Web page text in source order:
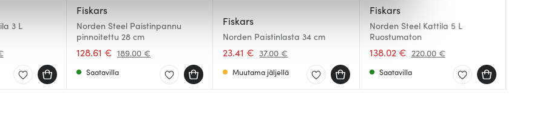
Lisäksi jaamme sosiaalisen median, mainosalan ja analytiikka-alan
miten käytät sivustoamme. Kumppanimme voivat yhdistää näitä tietoja muihin tietoihin, joita
3 L
Fiskars
Norden Steel Paistinpannu
pinnoitettu 28 cm
128.61 € 189.00 €
Saatavilla
Fiskars
Norden Paistinlasta 34 cm
23.41 € 37.00 €
Muutama jäljellä
Fiskars
Norden Steel Kattila 5 L
Ruostumaton
138.02 € 220.00 €
Saatavilla